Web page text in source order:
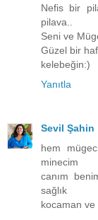
Nefis bir
pilava..
Seni ve
Güzel bir
kelebeğin:)
Yanıtla
Sevil Şahin
hem
minecim
canım
sağlık
kocaman ve